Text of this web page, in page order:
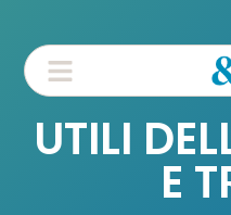
UTILI
E